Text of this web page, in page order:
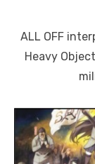
ALL OFF
Heavy